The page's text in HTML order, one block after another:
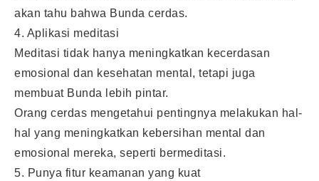
akan tahu bahwa Bunda cerdas.
4. Aplikasi meditasi
Meditasi tidak hanya meningkatkan kecerdasan
emosional dan kesehatan mental, tetapi juga
membuat Bunda lebih pintar.
Orang cerdas mengetahui pentingnya melakukan hal-
hal yang meningkatkan kebersihan mental dan
emosional mereka, seperti bermeditasi.
5. Punya fitur keamanan yang kuat